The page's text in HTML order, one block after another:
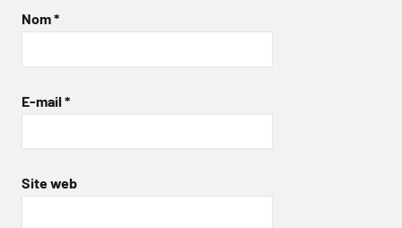
Nom*
E-mail *
Site web